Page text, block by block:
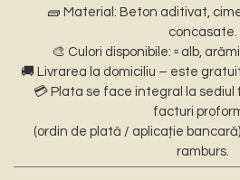
🧱 Material: Beton aditivat,
concasate.
🎨 Culori disponibile: ▫️ alb,
🚚 Livrarea la domiciliu – este
💳 Plata se face integral la sediul
facturi
(ordin de plată / aplicație
ramburs.